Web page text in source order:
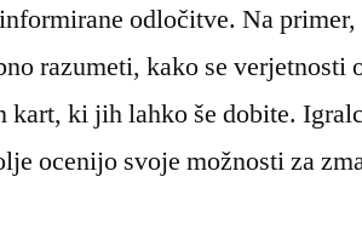
odločitve. Na
razumeti, kako se
kart, ki jih lahko še dobite.
ocenijo svoje možnosti za